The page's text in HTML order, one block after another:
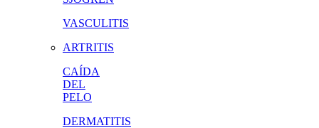
VASCULITIS
ARTRITIS
CAÍDA
DEL
PELO
DERMATITIS